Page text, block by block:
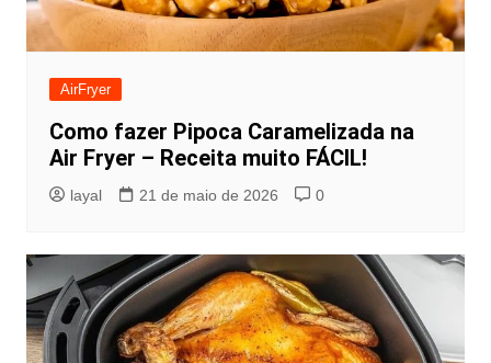
AirFryer
Como fazer Pipoca Caramelizada na
Air Fryer – Receita muito FÁCIL!
layal 21 de maio de 2026 0